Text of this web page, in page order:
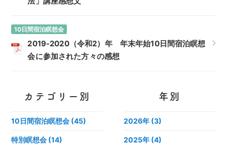
10日間宿泊瞑想会
2019-2020（令和2）年 年末年始10日間宿泊瞑想
会に参加された方々の感想
カテゴリー別
10日間宿泊瞑想会 (45)
特別瞑想会 (14)
年別
2026年 (3)
2025年 (4)